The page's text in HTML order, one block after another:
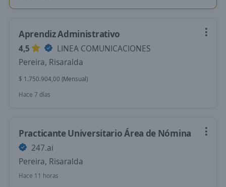
Aprendiz Administrativo
4,5
LINEA COMUNICACIONES
Pereira, Risaralda
$ 1.750.904,00 (Mensual)
Hace 7 días
Practicante Universitario Área de Nómina
247.ai
Pereira, Risaralda
Hace 11 horas